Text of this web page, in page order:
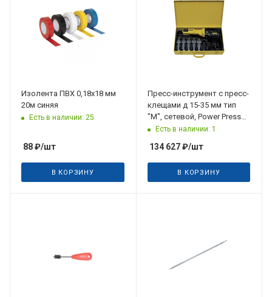
Изолента ПВХ 0,18х18 мм
20м синяя
Есть в наличии: 25
88₽/шт
В КОРЗИНУ
Пресс-инструмент c пресс-
клещами д 15-35 мм тип
"М", сетевой, Power Press
SE REMS
Есть в наличии: 1
134 627₽/шт
В КОРЗИНУ